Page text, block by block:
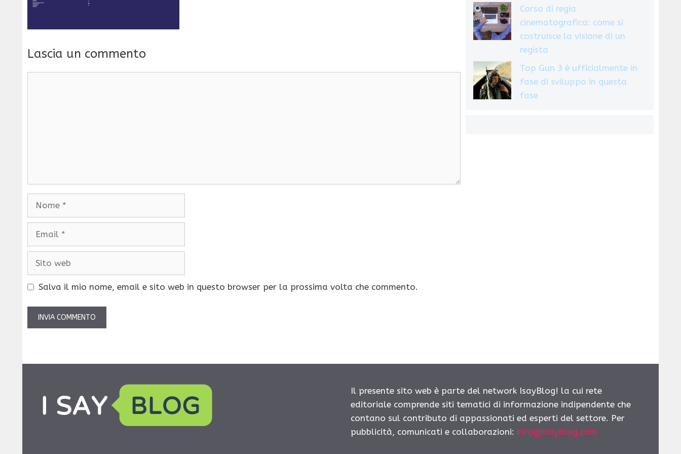
Lascia un commento
Salva il mio nome, email e sito web in questo browser per la prossima volta che commento.
Corso di regia
cinematografica: come si
costruisce la visione di un
regista
Top Gun 3 è ufficialmente in
fase di sviluppo in questa
fase
Il presente sito web è parte del network IsayBlog! la cui rete
editoriale comprende siti tematici di informazione indipendente che
contano sul contributo di appassionati ed esperti del settore. Per
pubblicità, comunicati e collaborazioni: info@isayblog.com